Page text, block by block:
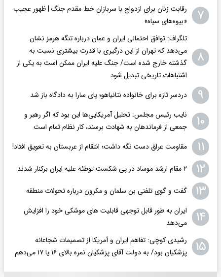
۷
رقابت زنان برای ازدواج با سربازان خط مقدم جنگ | ظهور عجیب
«بیوه‌های سیاه»
۸
تلگراف: توافق احتمالی ایران و عمان درباره تنگه هرمز نشان
می‌دهد که تهران از این درگیری با قدرت بیشتری نسبت به
گذشته خارج شده است/ جنگ علیه ایران ممکن است به یکی از
اشتباهات تاریخی تبدیل شود
۹ دردسر تازه برای خانواده نتانیاهو؛ پای سارا به دادگاه باز شد
۱۰
نایب رئیس مجلس: تحلیل آمریکایی‌ها این بود که اگر رهبر و
جمعی از فرماندهان به شهادت برسند، کار نظام تمام است
۱۱ مقاومت عراق دست نگه داشت؛ انتقام از عربستان به تعویق افتاد!
۱۲ ۲ مقام‌ ارشد موساد در پی شکست توطئه علیه ایران برکنار شدند
۱۳ گفت و گوی تلفنی بن سلمان و مکرون درباره تحولات منطقه
۱۴
ایران به طور قابل توجهی قابلیت های موشکی خود را افزایش
می‌دهد
۱۵
رشیدی کوچی: تفاهم ایران و آمریکا از تصمیمات شجاعانه
پزشکیان بود/ به دولت آقای پزشکیان نمره بالای ۱۶ یا ۱۷ می‌دهم